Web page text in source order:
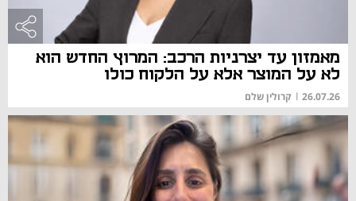
מאמזון עד יצרניות הרכב: המרוץ החדש הוא
לא על המוצר אלא על הלקוח כולו
26.07.26
| קרולין שלם